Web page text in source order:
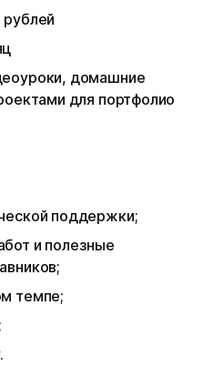
домашние
для портфолио
поддержки;
и полезные
темпе;